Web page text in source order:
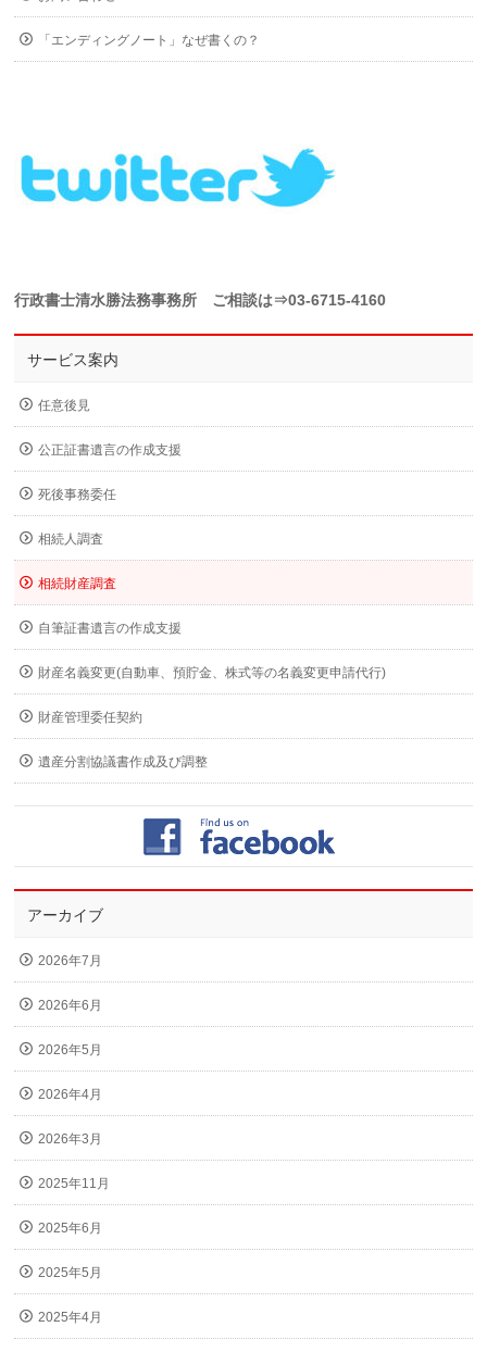
「エンディングノート」なぜ書くの？
行政書士清水勝法務事務所 ご相談は⇒03-6715-4160
サービス案内
任意後見
公正証書遺言の作成支援
死後事務委任
相続人調査
相続財産調査
自筆証書遺言の作成支援
財産名義変更(自動車、預貯金、株式等の名義変更申請代行)
財産管理委任契約
遺産分割協議書作成及び調整
アーカイブ
2026年7月
2026年6月
2026年5月
2026年4月
2026年3月
2025年11月
2025年6月
2025年5月
2025年4月